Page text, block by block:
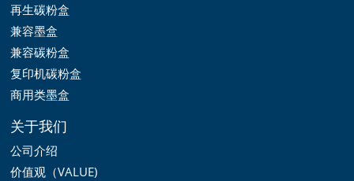
再生碳粉盒
兼容墨盒
兼容碳粉盒
复印机碳粉盒
商用类墨盒
关于我们
公司介绍
价值观（VALUE)